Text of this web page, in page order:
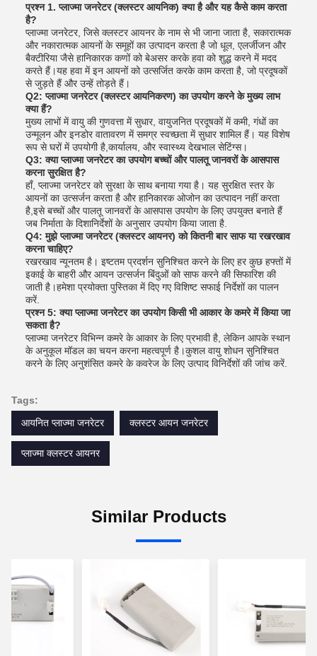
प्रश्न 1. प्लाज्मा जनरेटर (क्लस्टर आयनिक) क्या है और यह कैसे काम करता
है?
प्लाज्मा जनरेटर, जिसे क्लस्टर आयनर के नाम से भी जाना जाता है, सकारात्मक
और नकारात्मक आयनों के समूहों का उत्पादन करता है जो धूल, एलर्जीजन और
बैक्टीरिया जैसे हानिकारक कणों को बेअसर करके हवा को शुद्ध करने में मदद
करते हैं।यह हवा में इन आयनों को उत्सर्जित करके काम करता है, जो प्रदूषकों
से जुड़ते हैं और उन्हें तोड़ते हैं।
Q2: प्लाज्मा जनरेटर (क्लस्टर आयनिकरण) का उपयोग करने के मुख्य लाभ
क्या हैं?
मुख्य लाभों में वायु की गुणवत्ता में सुधार, वायुजनित प्रदूषकों में कमी, गंधों का
उन्मूलन और इनडोर वातावरण में समग्र स्वच्छता में सुधार शामिल हैं। यह विशेष
रूप से घरों में उपयोगी है,कार्यालय, और स्वास्थ्य देखभाल सेटिंग्स।
Q3: क्या प्लाज्मा जनरेटर का उपयोग बच्चों और पालतू जानवरों के आसपास
करना सुरक्षित है?
हाँ, प्लाज्मा जनरेटर को सुरक्षा के साथ बनाया गया है। यह सुरक्षित स्तर के
आयनों का उत्सर्जन करता है और हानिकारक ओजोन का उत्पादन नहीं करता
है,इसे बच्चों और पालतू जानवरों के आसपास उपयोग के लिए उपयुक्त बनाते हैं
जब निर्माता के दिशानिर्देशों के अनुसार उपयोग किया जाता है.
Q4: मुझे प्लाज्मा जनरेटर (क्लस्टर आयनर) को कितनी बार साफ या रखरखाव
करना चाहिए?
रखरखाव न्यूनतम है। इष्टतम प्रदर्शन सुनिश्चित करने के लिए हर कुछ हफ्तों में
इकाई के बाहरी और आयन उत्सर्जन बिंदुओं को साफ करने की सिफारिश की
जाती है।हमेशा प्रयोक्ता पुस्तिका में दिए गए विशिष्ट सफाई निर्देशों का पालन
करें.
प्रश्न 5: क्या प्लाज्मा जनरेटर का उपयोग किसी भी आकार के कमरे में किया जा
सकता है?
प्लाज्मा जनरेटर विभिन्न कमरे के आकार के लिए प्रभावी है, लेकिन आपके स्थान
के अनुकूल मॉडल का चयन करना महत्वपूर्ण है।कुशल वायु शोधन सुनिश्चित
करने के लिए अनुशंसित कमरे के कवरेज के लिए उत्पाद विनिर्देशों की जांच करें.
Tags:
आयनित प्लाज्मा जनरेटर
क्लस्टर आयन जनरेटर
प्लाज्मा क्लस्टर आयनर
Similar Products